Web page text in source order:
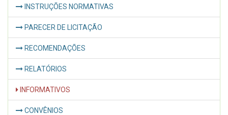
INSTRUÇÕES NORMATIVAS
PARECER DE LICITAÇÃO
RECOMENDAÇÕES
RELATÓRIOS
INFORMATIVOS
CONVÊNIOS